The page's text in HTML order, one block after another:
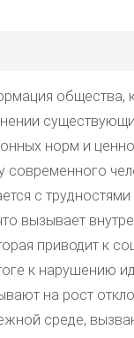
общества,
норм и
современного
с трудностями
вызывает
приводит к
к нарушению
на рост
среде,